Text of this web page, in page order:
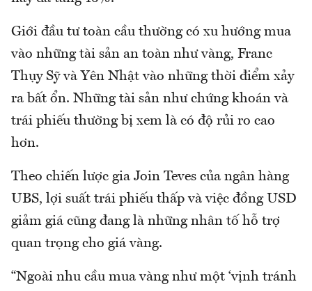
Giới đầu tư toàn cầu thường có xu hướng mua
vào những tài sản an toàn như vàng, Franc
Thụy Sỹ và Yên Nhật vào những thời điểm xảy
ra bất ổn. Những tài sản như chứng khoán và
trái phiếu thường bị xem là có độ rủi ro cao
hơn.
Theo chiến lược gia Join Teves của ngân hàng
UBS, lợi suất trái phiếu thấp và việc đồng USD
giảm giá cũng đang là những nhân tố hỗ trợ
quan trọng cho giá vàng.
“Ngoài nhu cầu mua vàng như một ‘vịnh tránh